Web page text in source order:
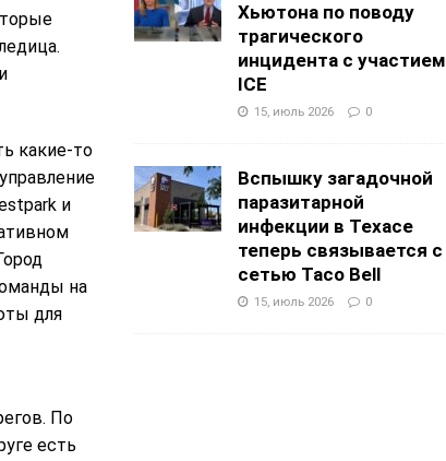
какие-то
и
на
для
По
есть
Хьютона по поводу
трагического
инцидента с участием
ICE
15, июль 2026 0
Вспышку загадочной
паразитарной
инфекции в Техасе
теперь связывается с
сетью Taco Bell
15, июль 2026 0